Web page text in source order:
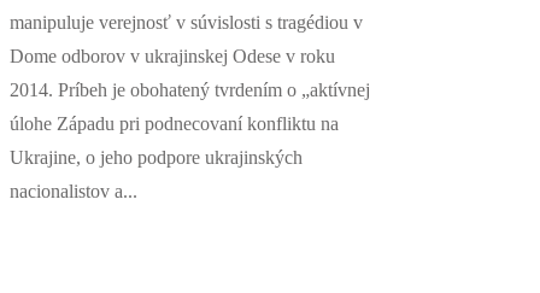
manipuluje verejnosť v súvislosti s tragédiou v
Dome odborov v ukrajinskej Odese v roku
2014. Príbeh je obohatený tvrdením o „aktívnej
úlohe Západu pri podnecovaní konfliktu na
Ukrajine, o jeho podpore ukrajinských
nacionalistov a...